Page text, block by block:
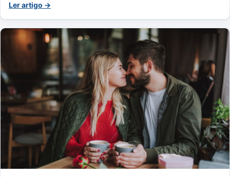
Ler artigo →